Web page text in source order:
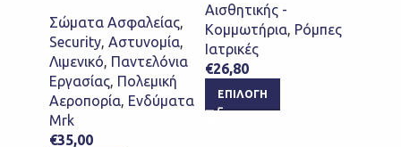
Σώματα Ασφαλείας,
Security, Αστυνομία,
Λιμενικό, Παντελόνια
Εργασίας, Πολεμική
Αεροπορία, Ενδύματα
Mrk
€35,00
Αισθητικής -
Κομμωτήρια, Ρόμπες
Ιατρικές
€26,80
ΕΠΙΛΟΓΉ